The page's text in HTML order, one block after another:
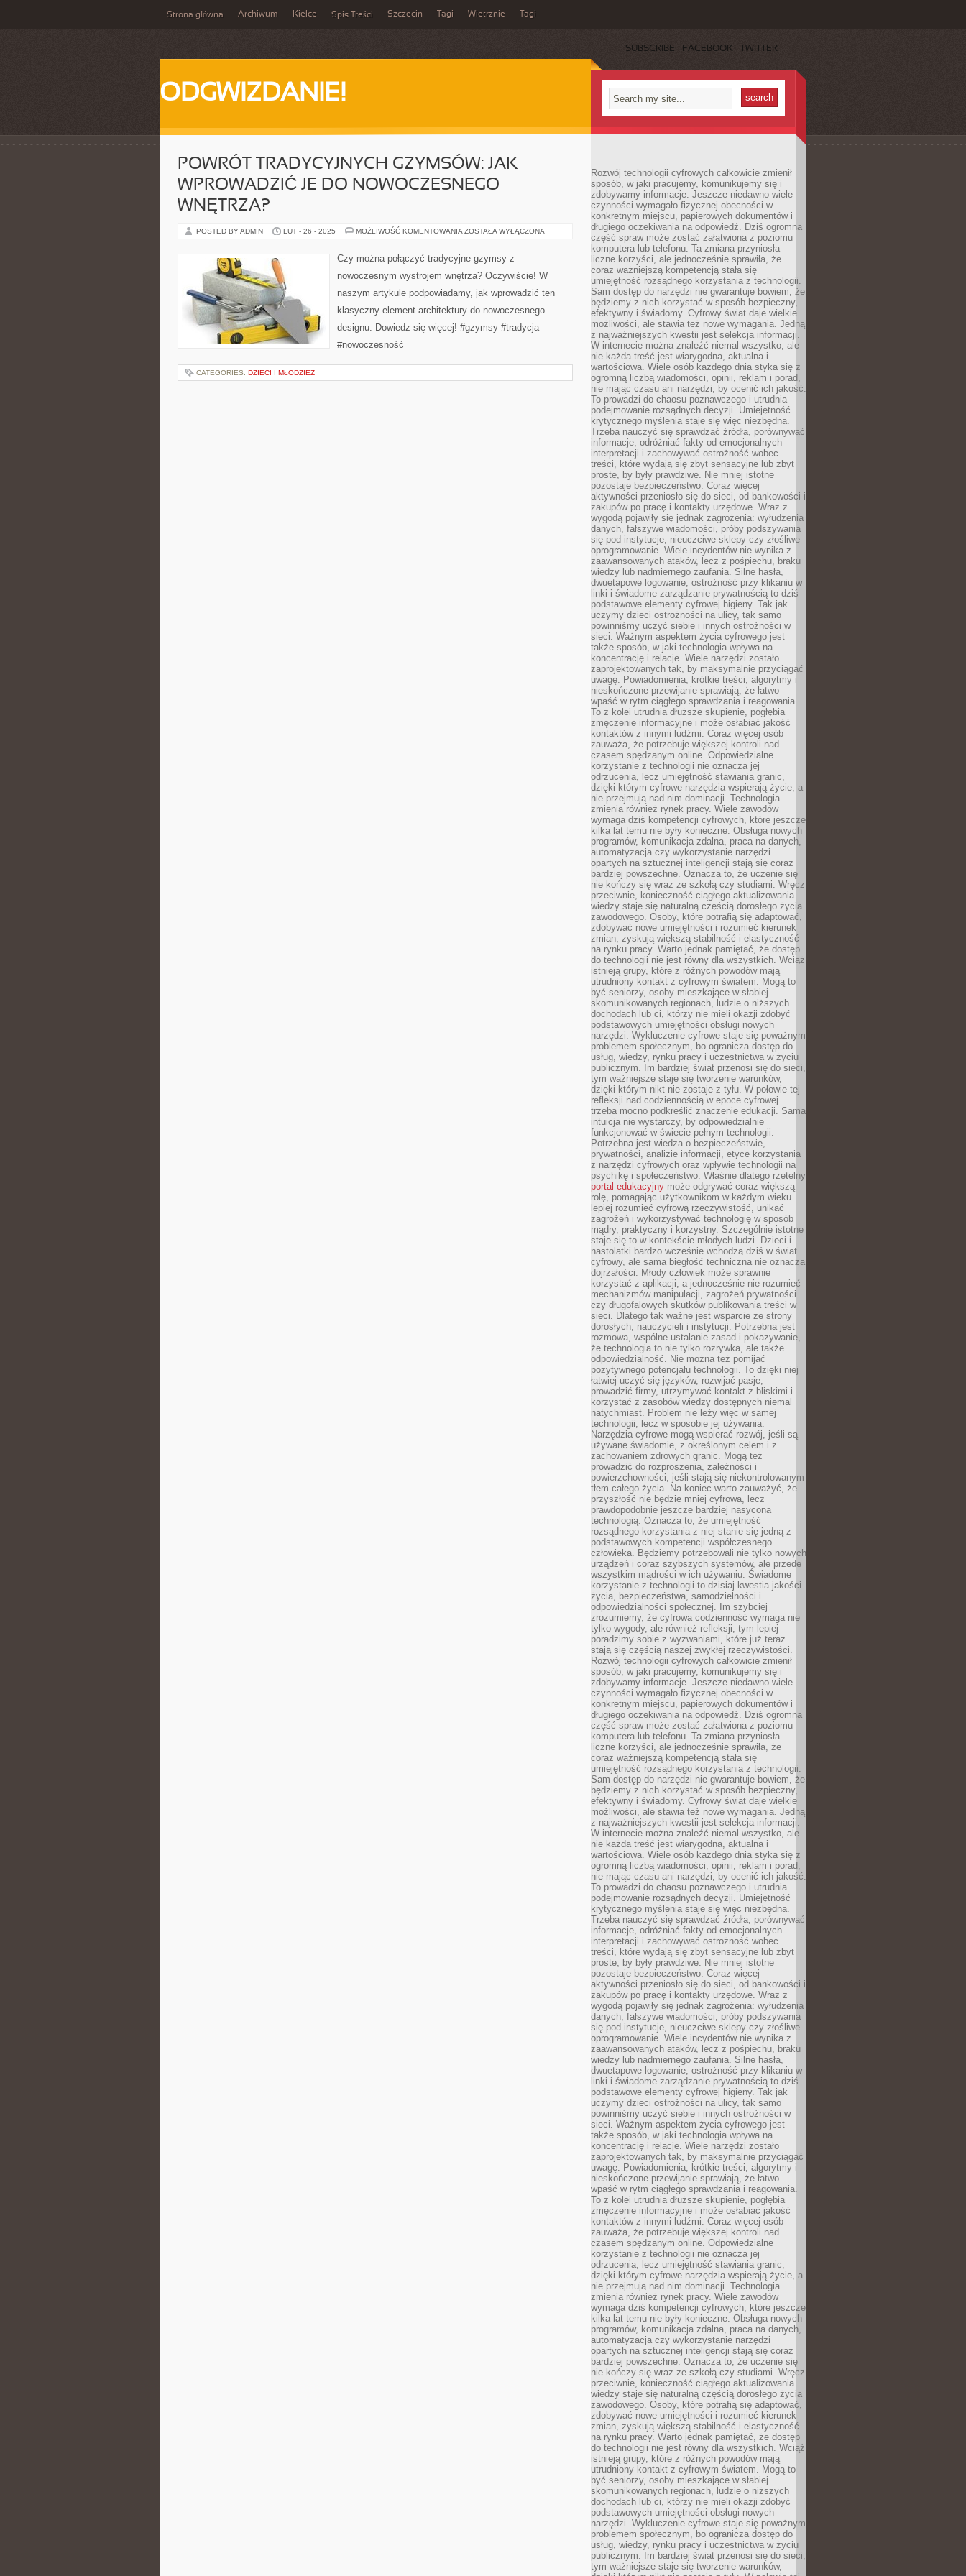
Strona główna Archiwum Kielce Spis Treści Szczecin Tagi Wietrznie Tagi
SUBSCRIBE FACEBOOK TWITTER
ODGWIZDANIE!
POWRÓT TRADYCYJNYCH GZYMSÓW: JAK
WPROWADZIĆ JE DO NOWOCZESNEGO
WNĘTRZA?
POSTED BY ADMIN LUT - 26 - 2025 MOŻLIWOŚĆ KOMENTOWANIA POWRÓT
WPROWADZIĆ
DO
WNĘTRZA?
ZOSTAŁA WYŁĄCZONA
Czy można połączyć tradycyjne gzymsy z
nowoczesnym wystrojem wnętrza? Oczywiście! W
naszym artykule podpowiadamy, jak wprowadzić ten
klasyczny element architektury do nowoczesnego
designu. Dowiedz się więcej! #gzymsy #tradycja
#nowoczesność
CATEGORIES: DZIECI I MŁODZIEŻ
Rozwój technologii cyfrowych całkowicie zmienił
sposób, w jaki pracujemy, komunikujemy się i
zdobywamy informacje. Jeszcze niedawno wiele
czynności wymagało fizycznej obecności w
konkretnym miejscu, papierowych dokumentów i
długiego oczekiwania na odpowiedź. Dziś ogromna
część spraw może zostać załatwiona z poziomu
komputera lub telefonu. Ta zmiana przyniosła
liczne korzyści, ale jednocześnie sprawiła, że
coraz ważniejszą kompetencją stała się
umiejętność rozsądnego korzystania z technologii.
Sam dostęp do narzędzi nie gwarantuje bowiem, że
będziemy z nich korzystać w sposób bezpieczny,
efektywny i świadomy. Cyfrowy świat daje wielkie
możliwości, ale stawia też nowe wymagania. Jedną
z najważniejszych kwestii jest selekcja informacji.
W internecie można znaleźć niemal wszystko, ale
nie każda treść jest wiarygodna, aktualna i
wartościowa. Wiele osób każdego dnia styka się z
ogromną liczbą wiadomości, opinii, reklam i porad,
nie mając czasu ani narzędzi, by ocenić ich jakość.
To prowadzi do chaosu poznawczego i utrudnia
podejmowanie rozsądnych decyzji. Umiejętność
krytycznego myślenia staje się więc niezbędna.
Trzeba nauczyć się sprawdzać źródła, porównywać
informacje, odróżniać fakty od emocjonalnych
interpretacji i zachowywać ostrożność wobec
treści, które wydają się zbyt sensacyjne lub zbyt
proste, by były prawdziwe. Nie mniej istotne
pozostaje bezpieczeństwo. Coraz więcej
aktywności przeniosło się do sieci, od bankowości i
zakupów po pracę i kontakty urzędowe. Wraz z
wygodą pojawiły się jednak zagrożenia: wyłudzenia
danych, fałszywe wiadomości, próby podszywania
się pod instytucje, nieuczciwe sklepy czy złośliwe
oprogramowanie. Wiele incydentów nie wynika z
zaawansowanych ataków, lecz z pośpiechu, braku
wiedzy lub nadmiernego zaufania. Silne hasła,
dwuetapowe logowanie, ostrożność przy klikaniu w
linki i świadome zarządzanie prywatnością to dziś
podstawowe elementy cyfrowej higieny. Tak jak
uczymy dzieci ostrożności na ulicy, tak samo
powinniśmy uczyć siebie i innych ostrożności w
sieci. Ważnym aspektem życia cyfrowego jest
także sposób, w jaki technologia wpływa na
koncentrację i relacje. Wiele narzędzi zostało
zaprojektowanych tak, by maksymalnie przyciągać
uwagę. Powiadomienia, krótkie treści, algorytmy i
nieskończone przewijanie sprawiają, że łatwo
wpaść w rytm ciągłego sprawdzania i reagowania.
To z kolei utrudnia dłuższe skupienie, pogłębia
zmęczenie informacyjne i może osłabiać jakość
kontaktów z innymi ludźmi. Coraz więcej osób
zauważa, że potrzebuje większej kontroli nad
czasem spędzanym online. Odpowiedzialne
korzystanie z technologii nie oznacza jej
odrzucenia, lecz umiejętność stawiania granic,
dzięki którym cyfrowe narzędzia wspierają życie, a
nie przejmują nad nim dominacji. Technologia
zmienia również rynek pracy. Wiele zawodów
wymaga dziś kompetencji cyfrowych, które jeszcze
kilka lat temu nie były konieczne. Obsługa nowych
programów, komunikacja zdalna, praca na danych,
automatyzacja czy wykorzystanie narzędzi
opartych na sztucznej inteligencji stają się coraz
bardziej powszechne. Oznacza to, że uczenie się
nie kończy się wraz ze szkołą czy studiami. Wręcz
przeciwnie, konieczność ciągłego aktualizowania
wiedzy staje się naturalną częścią dorosłego życia
zawodowego. Osoby, które potrafią się adaptować,
zdobywać nowe umiejętności i rozumieć kierunek
zmian, zyskują większą stabilność i elastyczność
na rynku pracy. Warto jednak pamiętać, że dostęp
do technologii nie jest równy dla wszystkich. Wciąż
istnieją grupy, które z różnych powodów mają
utrudniony kontakt z cyfrowym światem. Mogą to
być seniorzy, osoby mieszkające w słabiej
skomunikowanych regionach, ludzie o niższych
dochodach lub ci, którzy nie mieli okazji zdobyć
podstawowych umiejętności obsługi nowych
narzędzi. Wykluczenie cyfrowe staje się poważnym
problemem społecznym, bo ogranicza dostęp do
usług, wiedzy, rynku pracy i uczestnictwa w życiu
publicznym. Im bardziej świat przenosi się do sieci,
tym ważniejsze staje się tworzenie warunków,
dzięki którym nikt nie zostaje z tyłu. W połowie tej
refleksji nad codziennością w epoce cyfrowej
trzeba mocno podkreślić znaczenie edukacji. Sama
intuicja nie wystarczy, by odpowiedzialnie
funkcjonować w świecie pełnym technologii.
Potrzebna jest wiedza o bezpieczeństwie,
prywatności, analizie informacji, etyce korzystania
z narzędzi cyfrowych oraz wpływie technologii na
psychikę i społeczeństwo. Właśnie dlatego rzetelny
portal edukacyjny może odgrywać coraz większą
rolę, pomagając użytkownikom w każdym wieku
lepiej rozumieć cyfrową rzeczywistość, unikać
zagrożeń i wykorzystywać technologię w sposób
mądry, praktyczny i korzystny. Szczególnie istotne
staje się to w kontekście młodych ludzi. Dzieci i
nastolatki bardzo wcześnie wchodzą dziś w świat
cyfrowy, ale sama biegłość techniczna nie oznacza
dojrzałości. Młody człowiek może sprawnie
korzystać z aplikacji, a jednocześnie nie rozumieć
mechanizmów manipulacji, zagrożeń prywatności
czy długofalowych skutków publikowania treści w
sieci. Dlatego tak ważne jest wsparcie ze strony
dorosłych, nauczycieli i instytucji. Potrzebna jest
rozmowa, wspólne ustalanie zasad i pokazywanie,
że technologia to nie tylko rozrywka, ale także
odpowiedzialność. Nie można też pomijać
pozytywnego potencjału technologii. To dzięki niej
łatwiej uczyć się języków, rozwijać pasje,
prowadzić firmy, utrzymywać kontakt z bliskimi i
korzystać z zasobów wiedzy dostępnych niemal
natychmiast. Problem nie leży więc w samej
technologii, lecz w sposobie jej używania.
Narzędzia cyfrowe mogą wspierać rozwój, jeśli są
używane świadomie, z określonym celem i z
zachowaniem zdrowych granic. Mogą też
prowadzić do rozproszenia, zależności i
powierzchowności, jeśli stają się niekontrolowanym
tłem całego życia. Na koniec warto zauważyć, że
przyszłość nie będzie mniej cyfrowa, lecz
prawdopodobnie jeszcze bardziej nasycona
technologią. Oznacza to, że umiejętność
rozsądnego korzystania z niej stanie się jedną z
podstawowych kompetencji współczesnego
człowieka. Będziemy potrzebowali nie tylko nowych
urządzeń i coraz szybszych systemów, ale przede
wszystkim mądrości w ich używaniu. Świadome
korzystanie z technologii to dzisiaj kwestia jakości
życia, bezpieczeństwa, samodzielności i
odpowiedzialności społecznej. Im szybciej
zrozumiemy, że cyfrowa codzienność wymaga nie
tylko wygody, ale również refleksji, tym lepiej
poradzimy sobie z wyzwaniami, które już teraz
stają się częścią naszej zwykłej rzeczywistości.
Rozwój technologii cyfrowych całkowicie zmienił
sposób, w jaki pracujemy, komunikujemy się i
zdobywamy informacje. Jeszcze niedawno wiele
czynności wymagało fizycznej obecności w
konkretnym miejscu, papierowych dokumentów i
długiego oczekiwania na odpowiedź. Dziś ogromna
część spraw może zostać załatwiona z poziomu
komputera lub telefonu. Ta zmiana przyniosła
liczne korzyści, ale jednocześnie sprawiła, że
coraz ważniejszą kompetencją stała się
umiejętność rozsądnego korzystania z technologii.
Sam dostęp do narzędzi nie gwarantuje bowiem, że
będziemy z nich korzystać w sposób bezpieczny,
efektywny i świadomy. Cyfrowy świat daje wielkie
możliwości, ale stawia też nowe wymagania. Jedną
z najważniejszych kwestii jest selekcja informacji.
W internecie można znaleźć niemal wszystko, ale
nie każda treść jest wiarygodna, aktualna i
wartościowa. Wiele osób każdego dnia styka się z
ogromną liczbą wiadomości, opinii, reklam i porad,
nie mając czasu ani narzędzi, by ocenić ich jakość.
To prowadzi do chaosu poznawczego i utrudnia
podejmowanie rozsądnych decyzji. Umiejętność
krytycznego myślenia staje się więc niezbędna.
Trzeba nauczyć się sprawdzać źródła, porównywać
informacje, odróżniać fakty od emocjonalnych
interpretacji i zachowywać ostrożność wobec
treści, które wydają się zbyt sensacyjne lub zbyt
proste, by były prawdziwe. Nie mniej istotne
pozostaje bezpieczeństwo. Coraz więcej
aktywności przeniosło się do sieci, od bankowości i
zakupów po pracę i kontakty urzędowe. Wraz z
wygodą pojawiły się jednak zagrożenia: wyłudzenia
danych, fałszywe wiadomości, próby podszywania
się pod instytucje, nieuczciwe sklepy czy złośliwe
oprogramowanie. Wiele incydentów nie wynika z
zaawansowanych ataków, lecz z pośpiechu, braku
wiedzy lub nadmiernego zaufania. Silne hasła,
dwuetapowe logowanie, ostrożność przy klikaniu w
linki i świadome zarządzanie prywatnością to dziś
podstawowe elementy cyfrowej higieny. Tak jak
uczymy dzieci ostrożności na ulicy, tak samo
powinniśmy uczyć siebie i innych ostrożności w
sieci. Ważnym aspektem życia cyfrowego jest
także sposób, w jaki technologia wpływa na
koncentrację i relacje. Wiele narzędzi zostało
zaprojektowanych tak, by maksymalnie przyciągać
uwagę. Powiadomienia, krótkie treści, algorytmy i
nieskończone przewijanie sprawiają, że łatwo
wpaść w rytm ciągłego sprawdzania i reagowania.
To z kolei utrudnia dłuższe skupienie, pogłębia
zmęczenie informacyjne i może osłabiać jakość
kontaktów z innymi ludźmi. Coraz więcej osób
zauważa, że potrzebuje większej kontroli nad
czasem spędzanym online. Odpowiedzialne
korzystanie z technologii nie oznacza jej
odrzucenia, lecz umiejętność stawiania granic,
dzięki którym cyfrowe narzędzia wspierają życie, a
nie przejmują nad nim dominacji. Technologia
zmienia również rynek pracy. Wiele zawodów
wymaga dziś kompetencji cyfrowych, które jeszcze
kilka lat temu nie były konieczne. Obsługa nowych
programów, komunikacja zdalna, praca na danych,
automatyzacja czy wykorzystanie narzędzi
opartych na sztucznej inteligencji stają się coraz
bardziej powszechne. Oznacza to, że uczenie się
nie kończy się wraz ze szkołą czy studiami. Wręcz
przeciwnie, konieczność ciągłego aktualizowania
wiedzy staje się naturalną częścią dorosłego życia
zawodowego. Osoby, które potrafią się adaptować,
zdobywać nowe umiejętności i rozumieć kierunek
zmian, zyskują większą stabilność i elastyczność
na rynku pracy. Warto jednak pamiętać, że dostęp
do technologii nie jest równy dla wszystkich. Wciąż
istnieją grupy, które z różnych powodów mają
utrudniony kontakt z cyfrowym światem. Mogą to
być seniorzy, osoby mieszkające w słabiej
skomunikowanych regionach, ludzie o niższych
dochodach lub ci, którzy nie mieli okazji zdobyć
podstawowych umiejętności obsługi nowych
narzędzi. Wykluczenie cyfrowe staje się poważnym
problemem społecznym, bo ogranicza dostęp do
usług, wiedzy, rynku pracy i uczestnictwa w życiu
publicznym. Im bardziej świat przenosi się do sieci,
tym ważniejsze staje się tworzenie warunków,